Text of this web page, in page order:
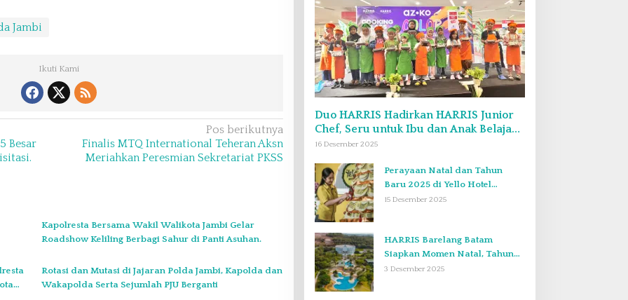
Jambi
Ikuti Kami
Besar
Pos berikutnya
Finalis MTQ International Teheran Aksn
Meriahkan Peresmian Sekretariat PKSS
Kapolresta Bersama Wakil Walikota Jambi Gelar
Roadshow Keliling Berbagi Sahur di Panti Asuhan.
Rotasi dan Mutasi di Jajaran Polda Jambi, Kapolda dan
Wakapolda Serta Sejumlah PJU Berganti
Duo HARRIS Hadirkan HARRIS Junior
Chef, Seru untuk Ibu dan Anak Belajar
Bikin Bekal Bento & Kimbab
16 Desember 2025
Perayaan Natal dan Tahun
Baru 2025 di Yello Hotel
Harbour Bay Batam
15 Desember 2025
HARRIS Barelang Batam
Siapkan Momen Natal, Tahun
Baru, dan Staycation yang Tak
3 Desember 2025